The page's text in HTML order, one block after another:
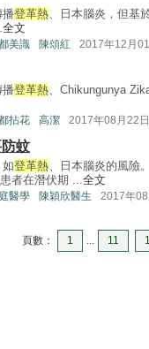
登革熱、日本腦炎，但基
全文
美識 陳頌紅 2017年12月
登革熱、Chikungunya
拈花 高潔 2017年08月22日
蚊
登革熱、日本腦炎的風險
者在潛伏期 ...全文
醫學 陳穎欣醫生 2017年08
頁數： 1 ... 11